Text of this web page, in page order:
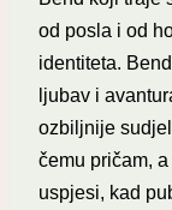
od posla i od
identiteta.
ljubav i
ozbiljnije
čemu pričam,
uspjesi, kad